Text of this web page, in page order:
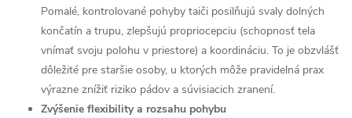
Pomalé, kontrolované pohyby taiči posilňujú svaly dolných
končatín a trupu, zlepšujú propriocepciu (schopnosť tela
vnímať svoju polohu v priestore) a koordináciu. To je obzvlášť
dôležité pre staršie osoby, u ktorých môže pravidelná prax
výrazne znížiť riziko pádov a súvisiacich zranení.
Zvýšenie flexibility a rozsahu pohybu